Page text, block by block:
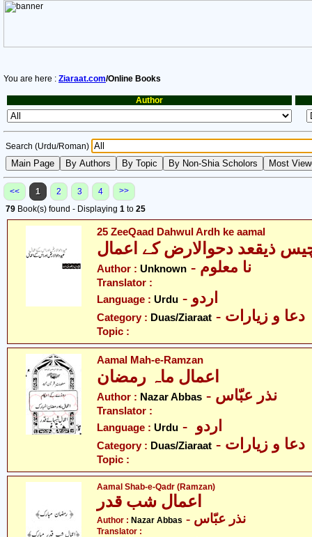
You are here : Ziaraat.com/Online Books
Author
Search (Urdu/Roman)
<< 1 2 3 4
>>
79 Book(s) found - Displaying 1 to 25
25 ZeeQaad Dahwul Ardh ke aamal
ذیقعد دحوالارض کے اعمال
Author : Unknown - نا معلوم
Translator :
Language : Urdu - اردو
Category : Duas/Ziaraat - دعا و زیارات
Topic :
Aamal Mah-e-Ramzan
اعمال ماہ رمضان
Author : Nazar Abbas - نذر عبّاس
Translator :
Language : Urdu
Category : Duas/Ziaraat - دعا و زیارات
Topic :
Aamal Shab-e-Qadr (Ramzan)
اعمال شب قدر
Author : Nazar Abbas - نذر عبّاس
Translator :